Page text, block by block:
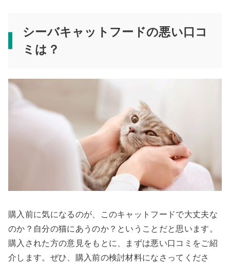
シーバキャットフードの悪い口コ
ミは？
購入前に気になるのが、このキャットフードで大丈夫な
のか？自分の猫にあうのか？ということだと思います。
購入された方の意見をもとに、まずは悪い口コミをご紹
介します。ぜひ、購入前の検討材料になさってくださ